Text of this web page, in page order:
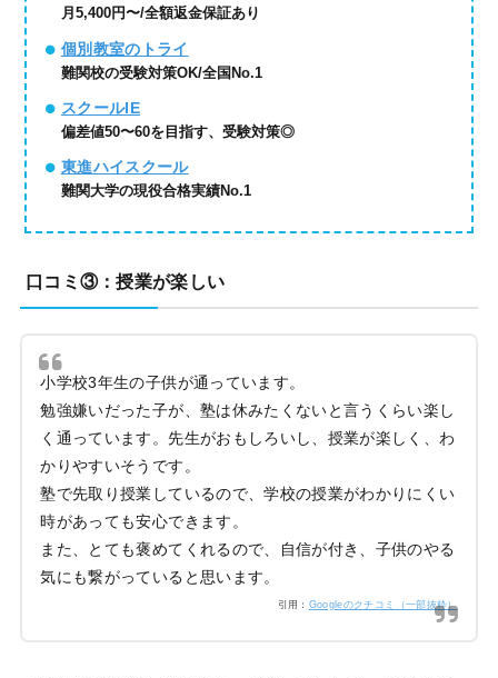
月5,400円〜/全額返金保証あり
個別教室のトライ
難関校の受験対策OK/全国No.1
スクールIE
偏差値50〜60を目指す、受験対策◎
東進ハイスクール
難関大学の現役合格実績No.1
口コミ③：授業が楽しい
小学校3年生の子供が通っています。
勉強嫌いだった子が、塾は休みたくないと言うくらい楽し
く通っています。先生がおもしろいし、授業が楽しく、わ
かりやすいそうです。
塾で先取り授業しているので、学校の授業がわかりにくい
時があっても安心できます。
また、とても褒めてくれるので、自信が付き、子供のやる
気にも繋がっていると思います。
引用： Googleのクチコミ（一部抜粋）